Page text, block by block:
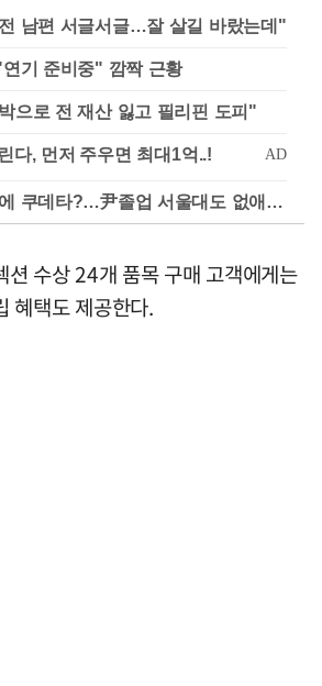
남편 서글서글…잘 살길 바랐는데"
기 준비중" 깜짝 근황
으로 전 재산 잃고 필리핀 도피"
유승민 "육사 탓에 쿠데타?…尹졸업 서울대도 없애나"
션 수상 24개 품목 구매 고객에게는
혜택도 제공한다.